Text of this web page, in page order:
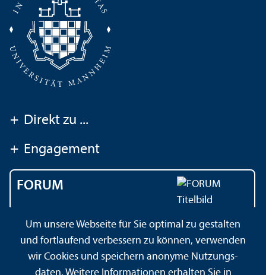
+ Direkt zu ...
+ Engagement
FORUM
Universität Mannheim
Um unsere Webseite für Sie optimal zu gestalten
und fortlaufend verbessern zu können, verwenden
wir Cookies und speichern anonyme Nutzungs­